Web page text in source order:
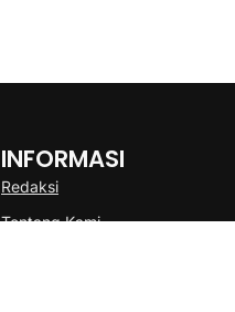
INFORMASI
Redaksi
Tentang Kami